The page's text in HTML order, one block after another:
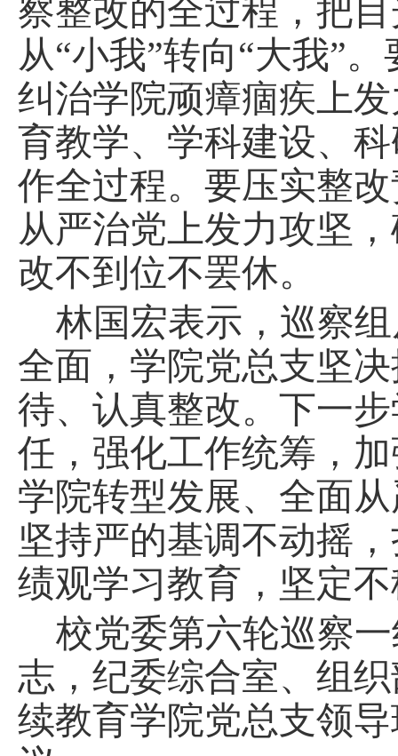
察整改的全过程，把
从“小我”转向“大我”。
纠治学院顽瘴痼疾上
育教学、学科建设、
作全过程。要压实整
从严治党上发力攻坚，
改不到位不罢休。
林国宏表示，巡察
全面，学院党总支坚
待、认真整改。下一
任，强化工作统筹，
学院转型发展、 全面
坚持严的基调不动摇
绩观学习教育，坚定
校党委第六轮巡察
志， 纪委综合室、组
续教育学院党总支领导